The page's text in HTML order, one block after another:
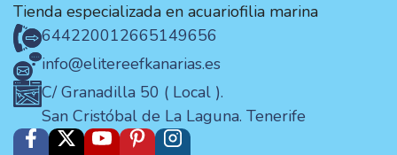
Tienda especializada en acuariofilia marina
644220012665149656
info@elitereefkanarias.es
C/ Granadilla 50 ( Local ).
San Cristóbal de La Laguna. Tenerife